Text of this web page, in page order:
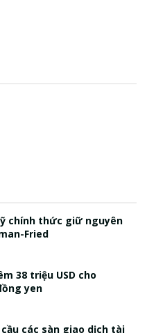
chính thức giữ nguyên
Fried
38 triệu USD cho
yen
cầu các sàn giao dịch tài